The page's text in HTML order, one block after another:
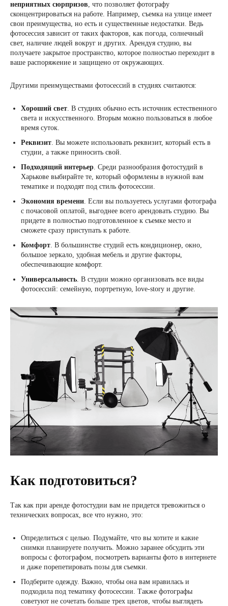
неприятных сюрпризов, что позволяет фотографу
сконцентрироваться на работе. Например, съемка на улице имеет
свои преимущества, но есть и существенные недостатки. Ведь
фотосессия зависит от таких факторов, как погода, солнечный
свет, наличие людей вокруг и других. Арендуя студию, вы
получаете закрытое пространство, которое полностью переходит в
ваше распоряжение и защищено от окружающих.
Другими преимуществами фотосессий в студиях считаются:
Хороший свет. В студиях обычно есть источник естественного
света и искусственного. Вторым можно пользоваться в любое
время суток.
Реквизит. Вы можете использовать реквизит, который есть в
студии, а также приносить свой.
Подходящий интерьер. Среди разнообразия фотостудий в
Харькове выбирайте те, который оформлены в нужной вам
тематике и подходят под стиль фотосессии.
Экономия времени. Если вы пользуетесь услугами фотографа
с почасовой оплатой, выгоднее всего арендовать студию. Вы
придете в полностью подготовленное к съемке место и
сможете сразу приступать к работе.
Комфорт. В большинстве студий есть кондиционер, окно,
большое зеркало, удобная мебель и другие факторы,
обеспечивающие комфорт.
Универсальность. В студии можно организовать все виды
фотосессий: семейную, портретную, love-story и другие.
Как подготовиться?
Так как при аренде фотостудии вам не придется тревожиться о
технических вопросах, все что нужно, это:
Определиться с целью. Подумайте, что вы хотите и какие
снимки планируете получить. Можно заранее обсудить эти
вопросы с фотографом, посмотреть варианты фото в интернете
и даже порепетировать позы для съемки.
Подберите одежду. Важно, чтобы она вам нравилась и
подходила под тематику фотосессии. Также фотографы
советуют не сочетать больше трех цветов, чтобы выглядеть